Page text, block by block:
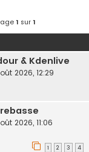
e
1 sur1
& Kdenlive
2026, 12:29
2026, 11:06
1 2 3 4